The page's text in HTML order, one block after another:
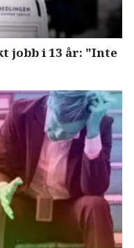
jobb i 13 år: "Inte